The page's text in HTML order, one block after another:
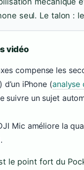
seul. Le talon :
vidéo
compense les
iPhone (analyse
suivre un sujet
Mic améliore la
le point fort du